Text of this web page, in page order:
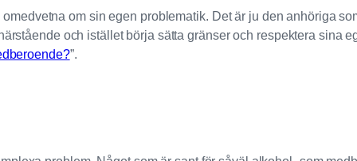
om sin egen problematik. Det är ju den anhöriga
och istället börja sätta gränser och respektera sina
”.